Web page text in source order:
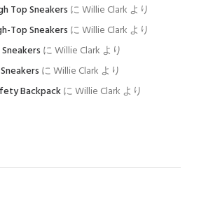
Top Sneakers にWillie Clark より
Top Sneakers にWillie Clark より
にWillie Clark より
にWillie Clark より
BackpackにWillie Clark より